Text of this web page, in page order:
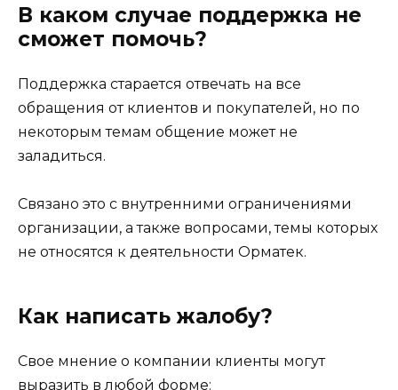
В каком случае поддержка не
сможет помочь?
Поддержка старается отвечать на все
обращения от клиентов и покупателей, но по
некоторым темам общение может не
заладиться.
Связано это с внутренними ограничениями
организации, а также вопросами, темы которых
не относятся к деятельности Орматек.
Как написать жалобу?
Свое мнение о компании клиенты могут
выразить в любой форме: